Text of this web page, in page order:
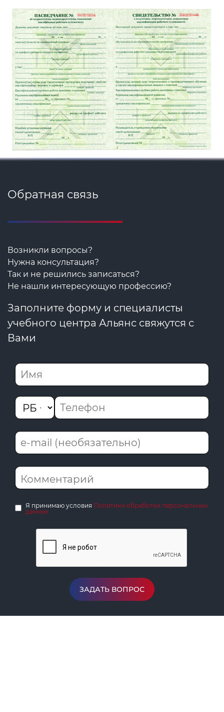
Обратная связь
Возникли вопросы?
Нужна консультация?
Так и не решились записаться?
Не нашли интересующую профессию?
Заполните форму и специалисты
учебного центра Альянс свяжутся с
Вами
Я принимаю условия Политики обработки персональных
данных
ЗАДАТЬ ВОПРОС